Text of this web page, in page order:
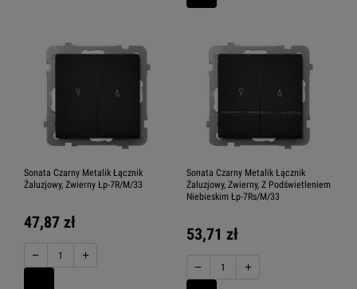
Sonata Czarny Metalik Łącznik
Żaluzjowy, Zwierny Łp-7R/M/33
47,87 zł
− +
Sonata Czarny Metalik Łącznik
Żaluzjowy, Zwierny, Z Podświetleniem
Niebieskim Łp-7Rs/M/33
53,71 zł
− +